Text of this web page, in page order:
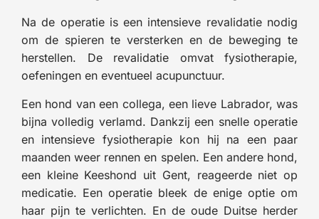
Na de operatie is een intensieve revalidatie nodig
om de spieren te versterken en de beweging te
herstellen. De revalidatie omvat fysiotherapie,
oefeningen en eventueel acupunctuur.
Een hond van een collega, een lieve Labrador, was
bijna volledig verlamd. Dankzij een snelle operatie
en intensieve fysiotherapie kon hij na een paar
maanden weer rennen en spelen. Een andere hond,
een kleine Keeshond uit Gent, reageerde niet op
medicatie. Een operatie bleek de enige optie om
haar pijn te verlichten. En de oude Duitse herder